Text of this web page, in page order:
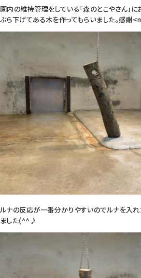
園内の維持管理をしている「森のとこやさん」
ぶら下げてある木を作ってもらいました。感
ルナの反応が一番分かりやすいのでルナを入
ました(^^♪